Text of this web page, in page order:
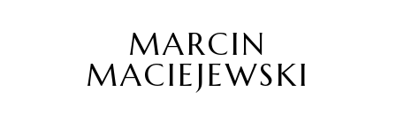
MARCIN
MACIEJEWSKI